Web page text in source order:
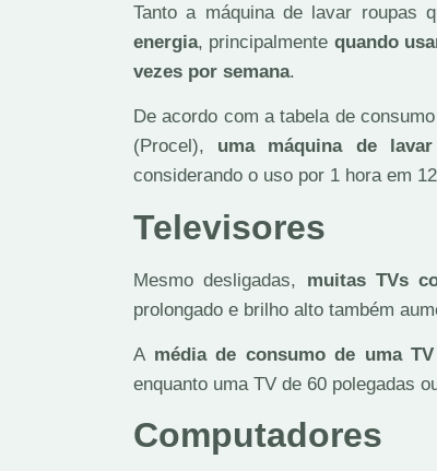
Tanto a máquina de lavar roupas
energia, principalmente quando
vezes por semana.
De acordo com a tabela de
(Procel), uma máquina de
considerando o uso por 1 hora em
Televisores
Mesmo desligadas, muitas TVs
prolongado e brilho alto também
A média de consumo de uma
enquanto uma TV de 60 polegadas
Computadores